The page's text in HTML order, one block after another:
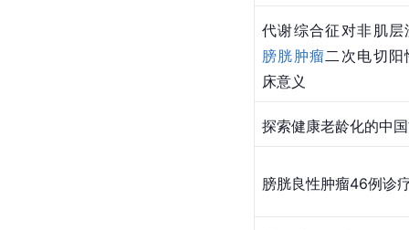
代谢综合征对非肌层
膀胱肿瘤二次电切阳
床意义
探索健康老龄化的中
膀胱良性肿瘤46例诊